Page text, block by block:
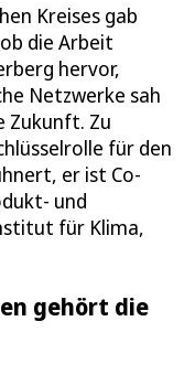
Kreises gab
die Arbeit
hervor,
Netzwerke sah
Zukunft. Zu
für den
er ist Co-
und
für Klima,
gehört die